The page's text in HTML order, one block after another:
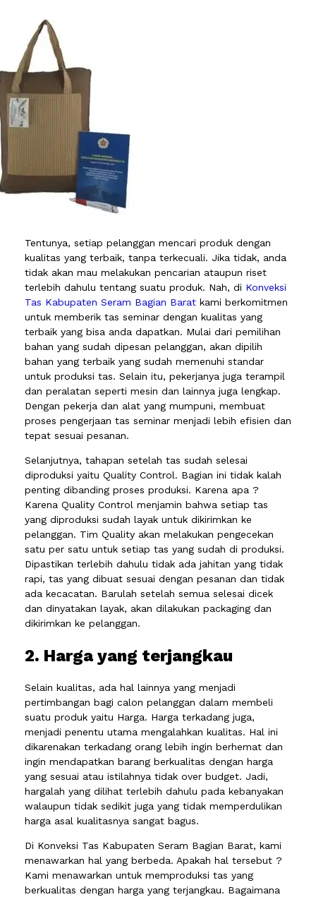
Tentunya, setiap pelanggan mencari produk dengan
kualitas yang terbaik, tanpa terkecuali. Jika tidak, anda
tidak akan mau melakukan pencarian ataupun riset
terlebih dahulu tentang suatu produk. Nah, di Konveksi
Tas Kabupaten Seram Bagian Barat kami berkomitmen
untuk memberik tas seminar dengan kualitas yang
terbaik yang bisa anda dapatkan. Mulai dari pemilihan
bahan yang sudah dipesan pelanggan, akan dipilih
bahan yang terbaik yang sudah memenuhi standar
untuk produksi tas. Selain itu, pekerjanya juga terampil
dan peralatan seperti mesin dan lainnya juga lengkap.
Dengan pekerja dan alat yang mumpuni, membuat
proses pengerjaan tas seminar menjadi lebih efisien dan
tepat sesuai pesanan.
Selanjutnya, tahapan setelah tas sudah selesai
diproduksi yaitu Quality Control. Bagian ini tidak kalah
penting dibanding proses produksi. Karena apa ?
Karena Quality Control menjamin bahwa setiap tas
yang diproduksi sudah layak untuk dikirimkan ke
pelanggan. Tim Quality akan melakukan pengecekan
satu per satu untuk setiap tas yang sudah di produksi.
Dipastikan terlebih dahulu tidak ada jahitan yang tidak
rapi, tas yang dibuat sesuai dengan pesanan dan tidak
ada kecacatan. Barulah setelah semua selesai dicek
dan dinyatakan layak, akan dilakukan packaging dan
dikirimkan ke pelanggan.
2. Harga yang terjangkau
Selain kualitas, ada hal lainnya yang menjadi
pertimbangan bagi calon pelanggan dalam membeli
suatu produk yaitu Harga. Harga terkadang juga,
menjadi penentu utama mengalahkan kualitas. Hal ini
dikarenakan terkadang orang lebih ingin berhemat dan
ingin mendapatkan barang berkualitas dengan harga
yang sesuai atau istilahnya tidak over budget. Jadi,
hargalah yang dilihat terlebih dahulu pada kebanyakan
walaupun tidak sedikit juga yang tidak memperdulikan
harga asal kualitasnya sangat bagus.
Di Konveksi Tas Kabupaten Seram Bagian Barat, kami
menawarkan hal yang berbeda. Apakah hal tersebut ?
Kami menawarkan untuk memproduksi tas yang
berkualitas dengan harga yang terjangkau. Bagaimana